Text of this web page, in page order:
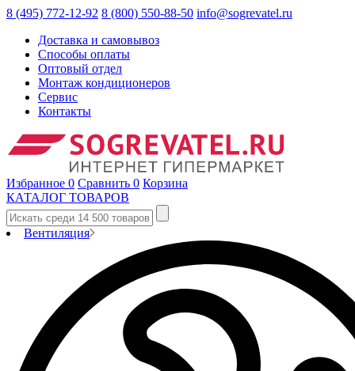
8 (495) 772-12-92 8 (800) 550-88-50 info@sogrevatel.ru
Доставка и самовывоз
Способы оплаты
Оптовый отдел
Монтаж кондиционеров
Сервис
Контакты
Избранное 0 Сравнить 0 Корзина
КАТАЛОГ ТОВАРОВ
Вентиляция